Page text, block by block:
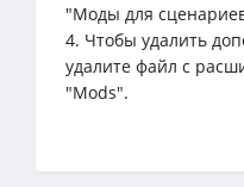
"Моды для
4. Чтобы удалить
удалите файл с
"Mods".